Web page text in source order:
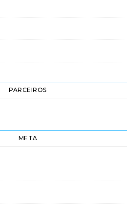
PARCEIROS
META